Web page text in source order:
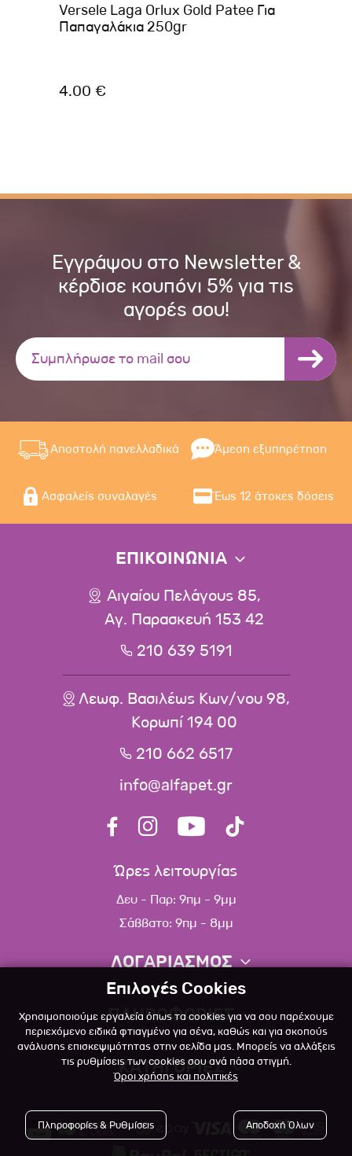
Versele Laga Orlux Gold Patee Για
Παπαγαλάκια 250gr
4.00 €
Εγγράψου στο Newsletter &
κέρδισε κουπόνι 5% για τις
αγορές σου!
Αποστολή πανελλαδικά Άμεση εξυπηρέτηση
Ασφαλείς συναλαγές Έως 12 άτοκες δόσεις
ΕΠΙΚΟΙΝΩΝΙΑ
Αιγαίου Πελάγους 85,
Αγ. Παρασκευή 153 42
210 639 5191
Λεωφ. Βασιλέως Κων/νου 98,
Κορωπί 194 00
210 662 6517
info@alfapet.gr
Ώρες λειτουργίας
Δευ - Παρ: 9πμ - 9μμ
Σάββατο: 9πμ - 8μμ
ΛΟΓΑΡΙΑΣΜΟΣ
Πληροφορίες λογαριασμού
Λίστα αγαπημένων
Πολιτική επιστροφών
ΠΛΗΡΟΦΟΡΙΕΣ
Σχετικά
Επικοινωνία
Blog
Όροι Χρήσης
ΚΑΤΗΓΟΡΙΕΣ
Επιλογές Cookies
Χρησιμοποιούμε εργαλεία όπως τα cookies για να σου παρέχουμε
περιεχόμενο ειδικά φτιαγμένο για σένα, καθώς και για σκοπούς
ανάλυσης επισκεψιμότητας στην σελίδα μας. Μπορείς να αλλάξεις
τις ρυθμίσεις των cookies σου ανά πάσα στιγμή.
Όροι χρήσης και πολιτικές
Πληροφορίες & Ρυθμίσεις Αποδοχή Όλων